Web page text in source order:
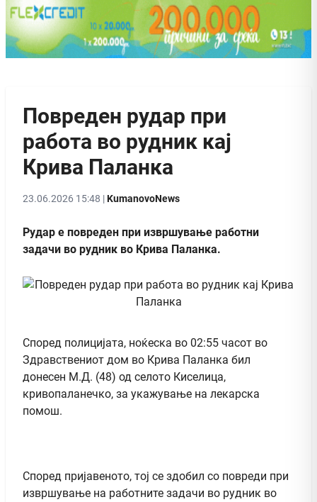
Повреден рудар при
работа во рудник кај
Крива Паланка
23.06.2026 15:48 |KumanovoNews
Рудар е повреден при извршување работни
задачи во рудник во Крива Паланка.
Според полицијата, ноќеска во 02:55 часот во
Здравствениот дом во Крива Паланка бил
донесен М.Д. (48) од селото Киселица,
кривопаланечко, за укажување на лекарска
помош.
Според пријавеното, тој се здобил со повреди при
извршување на работните задачи во рудник во